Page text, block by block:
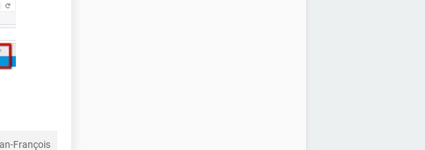
François